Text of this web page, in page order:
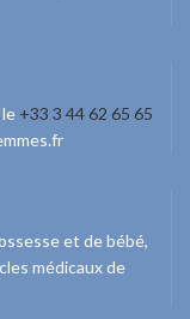
+33 3 44 62 65 65
et de bébé,
médicaux de